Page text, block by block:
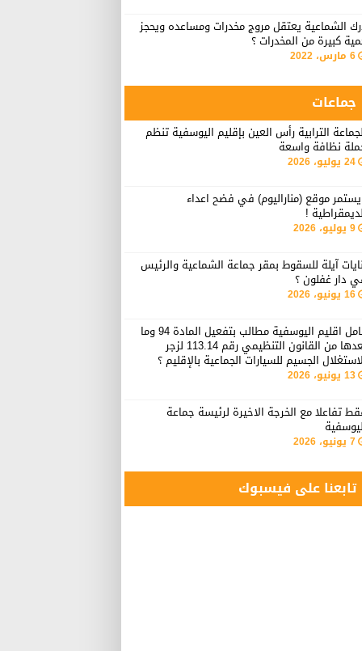
الشماعية يعتقل مروج مخدرات ومساعده ويحجز
كبيرة من المخدرات ؟
6 مارس، 2022
جماعات
الترابية رأس العين بإقليم اليوسفية تنظم
نظافة واسعة
24 يوليو، 2026
موقع (مناراليوم) في فضح اعداء
!
9 يوليو، 2026
آيلة للسقوط بمقر جماعة الشماعية والرئيس
دار غفلون ؟
16 يونيو، 2026
عامل اقليم اليوسفية مطالب بتفعيل المادة 94 وما
بعدها من القانون التنظيمي رقم 113.14 لزجر
الجسيم للسيارات الجماعية بالإقليم ؟
13 يونيو، 2026
تفاعلا مع الخرجة الاخيرة لرئيسة جماعة
7 يونيو، 2026
تابعنا على فيسبوك